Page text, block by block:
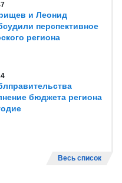
и Леонид
перспективное
региона
бюджета региона
Весь список